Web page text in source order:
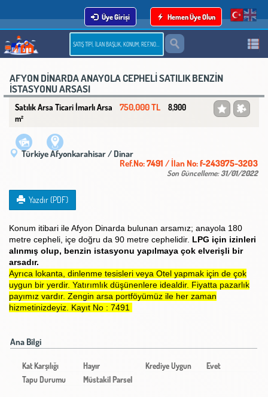
Hemen Üye Olun
Üye Girişi
AFYON DİNARDA ANAYOLA CEPHELİ SATILIK BENZİN
İSTASYONU ARSASI
Satılık Arsa Ticari İmarlı Arsa 750,000 TL
8,900
m²
Türkiye Afyonkarahisar / Dinar
Ref.No:7491 / İlan No:f-243975-3203
Son Güncelleme:31/01/2022
Yazdır (PDF)
Konum itibari ile Afyon Dinarda bulunan arsamız; anayola 180
metre cepheli, içe doğru da 90 metre cephelidir. LPG için izinleri
alınmış olup, benzin istasyonu yapılmaya çok elverişli bir
arsadır.
Ayrıca lokanta, dinlenme tesisleri veya Otel yapmak için de çok
uygun bir yerdir. Yatırımlık düşünenlere idealdir. Fiyatta pazarlık
payımız vardır. Zengin arsa portföyümüz ile her zaman
hizmetinizdeyiz. Kayıt No : 7491
Ana Bilgi
Kat Karşılığı Hayır Krediye Uygun
Evet
Tapu Durumu
Müstakil Parsel